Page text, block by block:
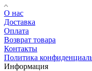
О нас
Доставка
Оплата
Возврат товара
Контакты
Политика
Информация